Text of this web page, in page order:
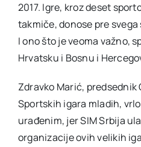
2017. Igre, kroz deset
takmiče, donose pre
I ono što je veoma važno,
Hrvatsku i Bosnu i
Zdravko Marić,
Sportskih igara mladih,
urađenim, jer SIM Srbija
organizacije ovih velikih